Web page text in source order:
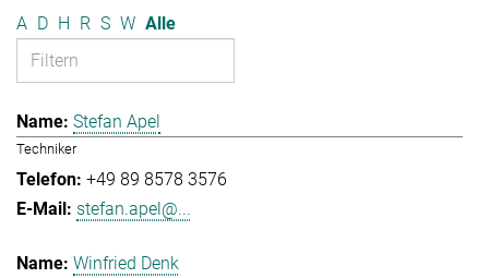
A D H R S W Alle
Stefan Apel
Techniker
+49 89 8578 3576
stefan.apel@...
Winfried Denk